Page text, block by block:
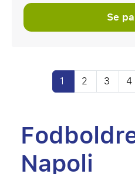
Se
1 2 3 4
Napoli